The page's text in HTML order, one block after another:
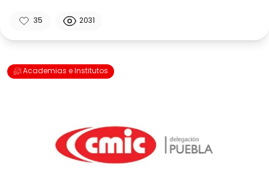
35 2031
Academias e Institutos